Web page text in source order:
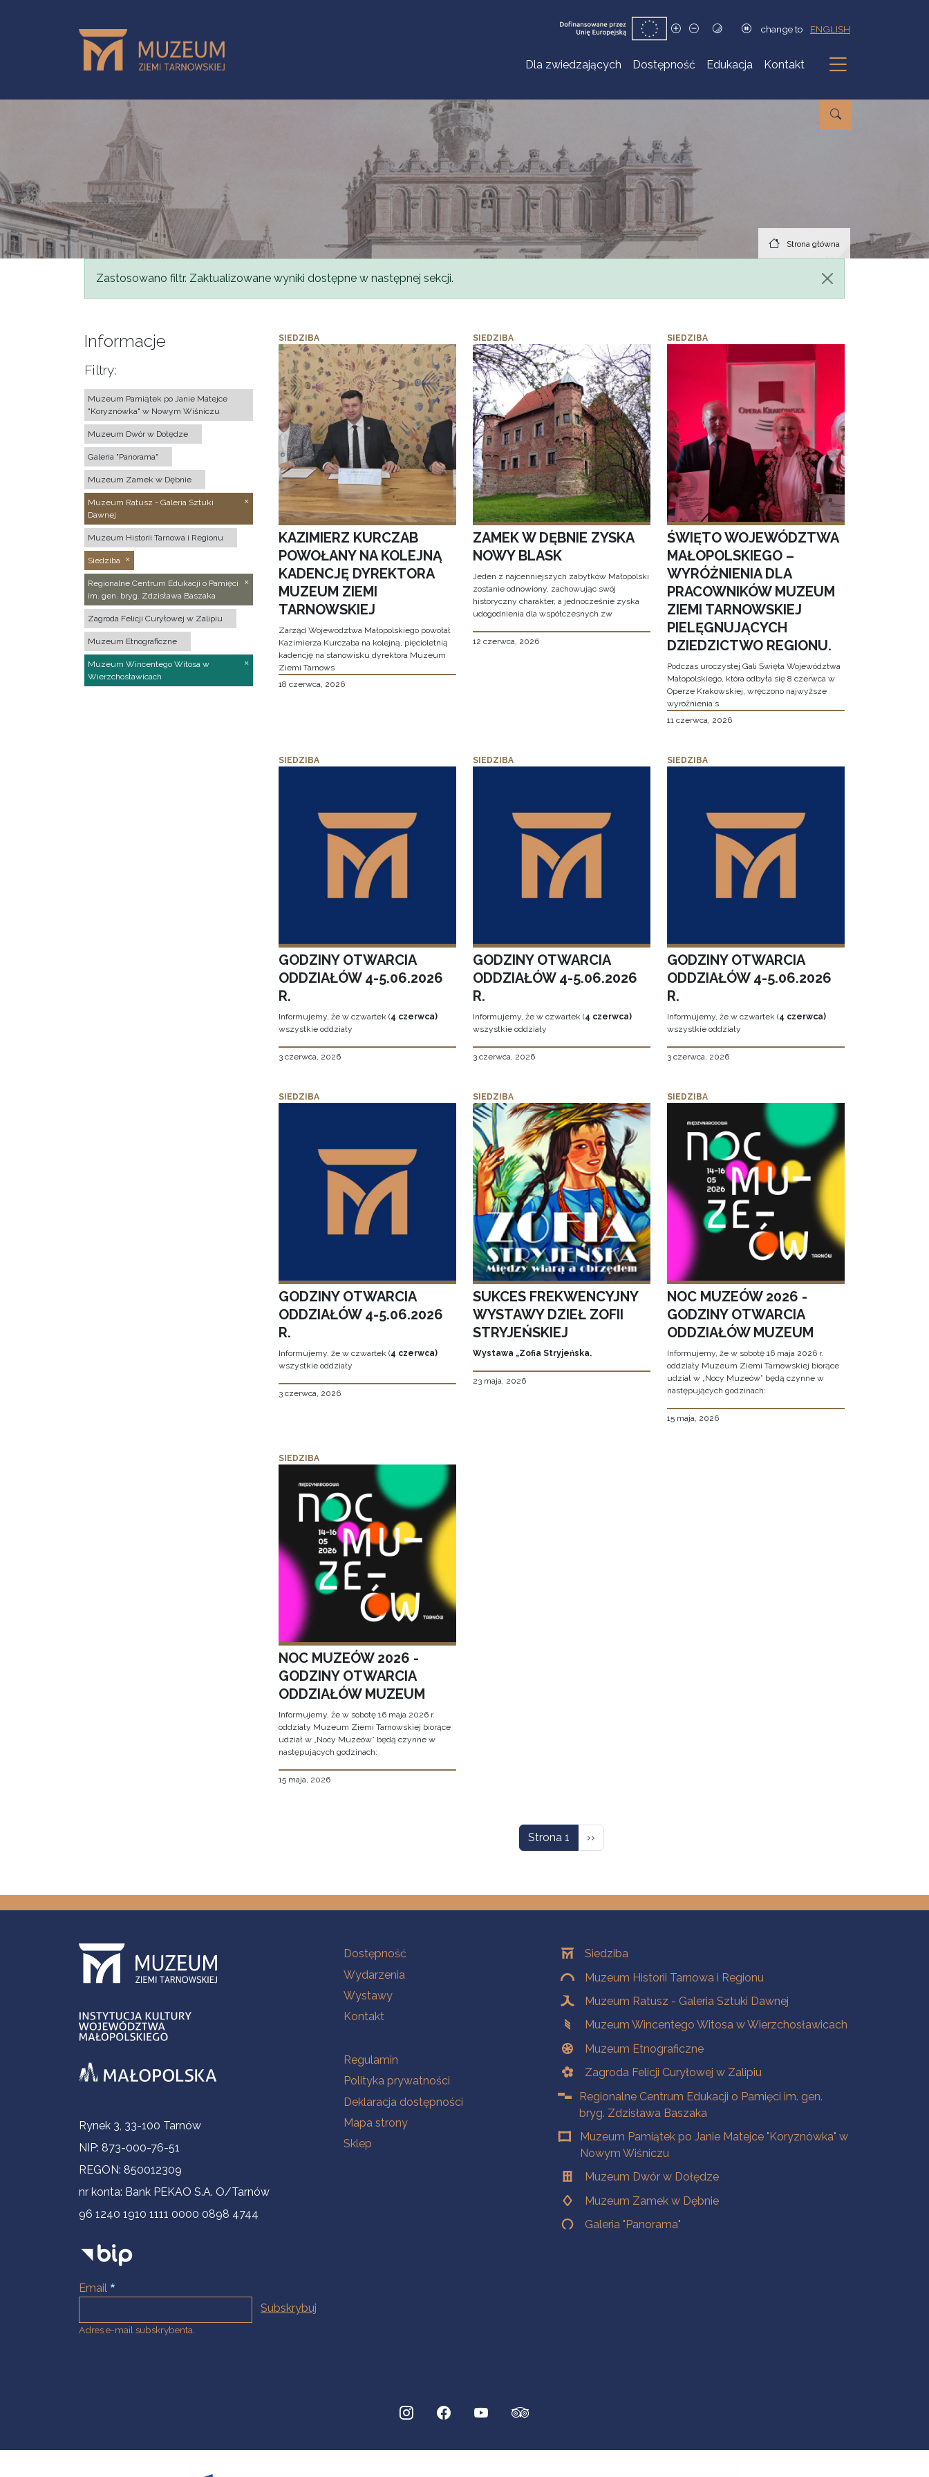
change to ENGLISH
Dla zwiedzających Dostępność Edukacja Kontakt
Podmenu
Strona główna
Komunikat
Zastosowano filtr. Zaktualizowane wyniki dostępne w następnej sekcji.
Informacje
Filtry:
Muzeum Pamiątek po Janie Matejce
"Koryznówka" w Nowym Wiśniczu
Muzeum Dwór w Dołędze
Galeria "Panorama"
Muzeum Zamek w Dębnie
Muzeum Ratusz - Galeria Sztuki
Dawnej
Muzeum Historii Tarnowa i Regionu
Siedziba
Regionalne Centrum Edukacji o Pamięci
im. gen. bryg. Zdzisława Baszaka
Zagroda Felicji Curyłowej w Zalipiu
Muzeum Etnograficzne
Muzeum Wincentego Witosa w
Wierzchosławicach
SIEDZIBA
KAZIMIERZ KURCZAB
POWOŁANY NA KOLEJNĄ
KADENCJĘ DYREKTORA
MUZEUM ZIEMI
TARNOWSKIEJ
Zarząd Województwa Małopolskiego powołał
Kazimierza Kurczaba na kolejną, pięcioletnią
kadencję na stanowisku dyrektora Muzeum
Ziemi Tarnows
18 czerwca, 2026
SIEDZIBA
ZAMEK W DĘBNIE ZYSKA
NOWY BLASK
Jeden z najcenniejszych zabytków Małopolski
zostanie odnowiony, zachowując swój
historyczny charakter, a jednocześnie zyska
udogodnienia dla współczesnych zw
12 czerwca, 2026
SIEDZIBA
ŚWIĘTO WOJEWÓDZTWA
MAŁOPOLSKIEGO –
WYRÓŻNIENIA DLA
PRACOWNIKÓW MUZEUM
ZIEMI TARNOWSKIEJ
PIELĘGNUJĄCYCH
DZIEDZICTWO REGIONU.
Podczas uroczystej Gali Święta Województwa
Małopolskiego, która odbyła się 8 czerwca w
Operze Krakowskiej, wręczono najwyższe
wyróżnienia s
11 czerwca, 2026
SIEDZIBA
GODZINY OTWARCIA
ODDZIAŁÓW 4-5.06.2026
R.
Informujemy, że w czwartek (4 czerwca)
wszystkie oddziały
3 czerwca, 2026
SIEDZIBA
GODZINY OTWARCIA
ODDZIAŁÓW 4-5.06.2026
R.
Informujemy, że w czwartek (4 czerwca)
wszystkie oddziały
3 czerwca, 2026
SIEDZIBA
GODZINY OTWARCIA
ODDZIAŁÓW 4-5.06.2026
R.
Informujemy, że w czwartek (4 czerwca)
wszystkie oddziały
3 czerwca, 2026
SIEDZIBA
GODZINY OTWARCIA
ODDZIAŁÓW 4-5.06.2026
R.
Informujemy, że w czwartek (4 czerwca)
wszystkie oddziały
3 czerwca, 2026
SIEDZIBA
SUKCES FREKWENCYJNY
WYSTAWY DZIEŁ ZOFII
STRYJEŃSKIEJ
Wystawa „Zofia Stryjeńska.
23 maja, 2026
SIEDZIBA
NOC MUZEÓW 2026 -
GODZINY OTWARCIA
ODDZIAŁÓW MUZEUM
Informujemy, że w sobotę 16 maja 2026 r.
oddziały Muzeum Ziemi Tarnowskiej biorące
udział w „Nocy Muzeów” będą czynne w
następujących godzinach:
15 maja, 2026
SIEDZIBA
NOC MUZEÓW 2026 -
GODZINY OTWARCIA
ODDZIAŁÓW MUZEUM
Informujemy, że w sobotę 16 maja 2026 r.
oddziały Muzeum Ziemi Tarnowskiej biorące
udział w „Nocy Muzeów” będą czynne w
następujących godzinach:
15 maja, 2026
Strona 1 Następna strona
››
Informacje kontaktowe
Rynek 3, 33-100 Tarnów
NIP: 873-000-76-51
REGON: 850012309
nr konta: Bank PEKAO S.A. O/Tarnów
96 1240 1910 1111 0000 0898 4744
Email
Adres e-mail subskrybenta.
Na skróty
Dostępność
Wydarzenia
Wystawy
Kontakt
Na skróty
Regulamin
Polityka prywatności
Deklaracja dostępności
Mapa strony
Sklep
OddziałySiedziba
Muzeum Historii Tarnowa i Regionu
Muzeum Ratusz - Galeria Sztuki Dawnej
Muzeum Wincentego Witosa w Wierzchosławicach
Muzeum Etnograficzne
Zagroda Felicji Curyłowej w Zalipiu
Regionalne Centrum Edukacji o Pamięci im. gen.
bryg. Zdzisława Baszaka
Muzeum Pamiątek po Janie Matejce "Koryznówka" w
Nowym Wiśniczu
Muzeum Dwór w Dołędze
Muzeum Zamek w Dębnie
Galeria "Panorama"